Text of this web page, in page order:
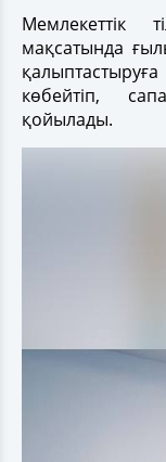
Мемлекеттік
мақсатында
көбейтіп,
қойылады.